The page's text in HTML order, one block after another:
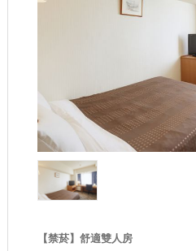
【禁菸】舒適雙人房